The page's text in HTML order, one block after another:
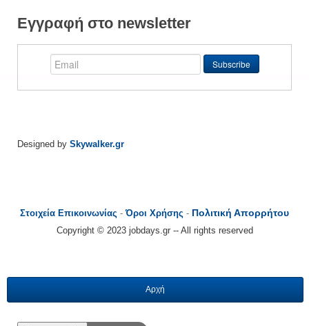
Εγγραφή στο newsletter
Designed by Skywalker.gr
Στοιχεία Επικοινωνίας -Όροι Χρήσης - Πολιτική Απορρήτου
Copyright © 2023 jobdays.gr -- All rights reserved
Αρχή